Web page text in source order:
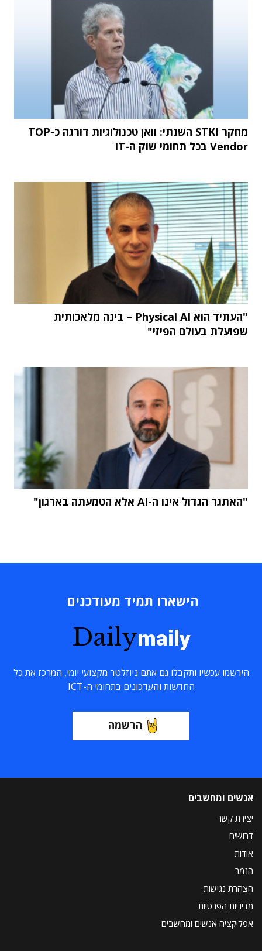
מחקר STKI השנתי: וואן טכנולוגיות דורגה כ-TOP
Vendor בכל תחומי שוק ה-IT
"העתיד הוא Physical AI – בינה מלאכותית
שפועלת בעולם הפיזי"
"האתגר הגדול אינו ה-AI אלא הטמעתה בארגון"
הישארו תמיד מעודכנים
Dailymaily
הירשמו עכשיו ותקבלו גם אתם ניוזלטר מקצועי יומי, המרכז את כל
החדשות והעדכונים בתחומי ה-ICT
הרשמה
אנשים ומחשבים
יצירת קשר
דרושים
אודות
הנמר
הצהרת נגישות
מדיניות הפרטיות
אפליקציה אנשים ומחשבים